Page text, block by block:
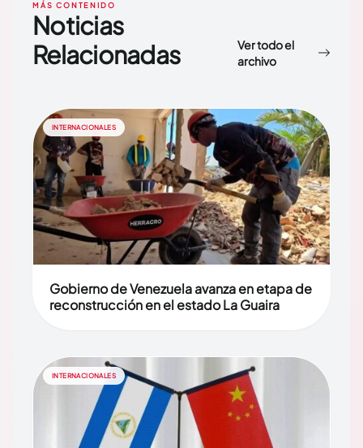
MÁS CONTENIDO
Noticias
Relacionadas
Ver todo el
archivo
INTERNACIONALES
Gobierno de Venezuela avanza en etapa de
reconstrucción en el estado La Guaira
INTERNACIONALES